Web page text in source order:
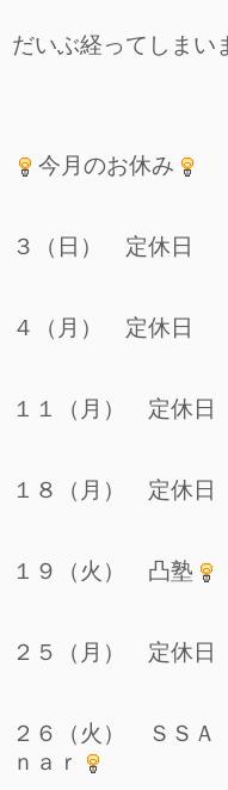
だいぶ経ってしまい
今月のお休み
３（日） 定休日
４（月） 定休日
１１（月） 定休日
１８（月） 定休日
１９（火） 凸塾
２５（月） 定休日
２６（火） ＳＳ
ｎａｒ